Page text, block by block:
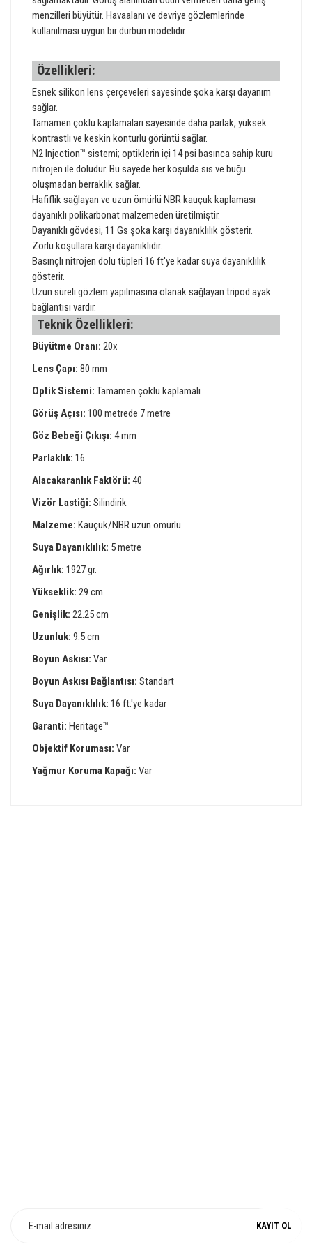
menzilleri büyütür. Havaalanı ve devriye gözlemlerinde
kullanılması uygun bir dürbün modelidir.
Özellikleri:
Esnek silikon lens çerçeveleri sayesinde şoka karşı dayanım
sağlar.
Tamamen çoklu kaplamaları sayesinde daha parlak, yüksek
kontrastlı ve keskin konturlu görüntü sağlar.
N2 Injection™ sistemi; optiklerin içi 14 psi basınca sahip kuru
nitrojen ile doludur. Bu sayede her koşulda sis ve buğu
oluşmadan berraklık sağlar.
Hafiflik sağlayan ve uzun ömürlü NBR kauçuk kaplaması
dayanıklı polikarbonat malzemeden üretilmiştir.
Dayanıklı gövdesi, 11 Gs şoka karşı dayanıklılık gösterir.
Zorlu koşullara karşı dayanıklıdır.
Basınçlı nitrojen dolu tüpleri 16 ft'ye kadar suya dayanıklılık
gösterir.
Uzun süreli gözlem yapılmasına olanak sağlayan tripod ayak
bağlantısı vardır.
Teknik Özellikleri:
Büyütme Oranı: 20x
Lens Çapı: 80 mm
Optik Sistemi: Tamamen çoklu kaplamalı
Görüş Açısı: 100 metrede 7 metre
Göz Bebeği Çıkışı: 4 mm
Parlaklık: 16
Alacakaranlık Faktörü: 40
Vizör Lastiği: Silindirik
Malzeme: Kauçuk/NBR uzun ömürlü
Suya Dayanıklılık: 5 metre
Ağırlık: 1927 gr.
Yükseklik: 29 cm
Genişlik: 22.25 cm
Uzunluk: 9.5 cm
Boyun Askısı: Var
Boyun Askısı Bağlantısı: Standart
Suya Dayanıklılık: 16 ft.'ye kadar
Garanti: Heritage™
Objektif Koruması: Var
Yağmur Koruma Kapağı: Var
KAYIT OL